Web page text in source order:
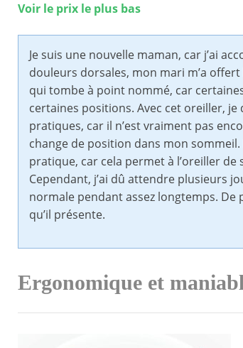
Voir le prix le plus bas
Je suis une nouvelle maman, car j’ai
douleurs dorsales, mon mari m’a
qui tombe à point nommé, car
certaines positions. Avec cet oreiller,
pratiques, car il n’est vraiment pas
change de position dans mon
pratique, car cela permet à l’oreiller de
Cependant, j’ai dû attendre plusieurs
normale pendant assez longtemps.
qu’il présente.
Ergonomique et